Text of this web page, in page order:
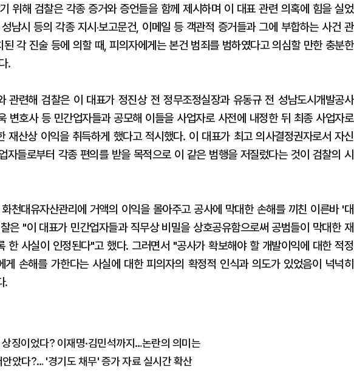
위해 검찰은 각종 증거와 증언들을 함께 제시하며 이 대표 관련 의혹에 힘을 실었
남시 등의 각종 지시‧보고문건, 이메일 등 객관적 증거들과 그에 부합하는 사건 관
된 각 진술 등에 의할 때, 피의자에게는 본건 범죄를 범하였다고 의심할 만한 충분한
.
관련해 검찰은 이 대표가 정진상 전 정무조정실장과 유동규 전 성남도시개발공사
변호사 등 민간업자들과 공모해 이들을 사업자로 사전에 내정한 뒤 최종 사업자로
재산상 이익을 취득하게 했다고 적시했다. 이 대표가 최고 의사결정권자로서 자신
자들로부터 각종 편의를 받을 목적으로 이 같은 범행을 저질렀다는 것이 검찰의 시
천대유자산관리에 거액의 이익을 몰아주고 공사에 막대한 손해를 끼친 이른바 '대
은 "이 대표가 민간업자들과 직무상 비밀을 상호공유함으로써 공범들이 막대한 재
한 사실이 인정된다"고 했다. 그러면서 "공사가 확보해야 할 개발이익에 대한 적정
게 손해를 가한다는 사실에 대한 피의자의 확정적 인식과 의도가 있었음이 넉넉히
.
징이었다? 이재명·김민석까지…논란의 의미는
았다?… '경기도 채무' 증가 자료 실시간 확산